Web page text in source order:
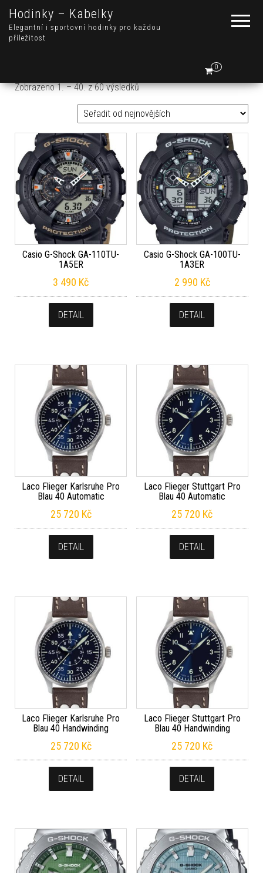
Hodinky – Kabelky
Elegantní i sportovní hodinky pro každou
příležitost
0
Zobrazeno 1. – 40. z 60 výsledkůSeřazeno od nejnovějších
Casio G-Shock GA-110TU-
1A5ER
3 490 Kč
DETAIL
Casio G-Shock GA-100TU-
1A3ER
2 990 Kč
DETAIL
Laco Flieger Karlsruhe Pro
Blau 40 Automatic
25 720 Kč
DETAIL
Laco Flieger Stuttgart Pro
Blau 40 Automatic
25 720 Kč
DETAIL
Laco Flieger Karlsruhe Pro
Blau 40 Handwinding
25 720 Kč
DETAIL
Laco Flieger Stuttgart Pro
Blau 40 Handwinding
25 720 Kč
DETAIL